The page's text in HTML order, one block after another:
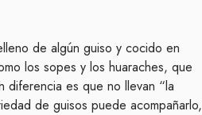
de algún guiso y cocido en
los sopes y los huaraches, que
diferencia es que no llevan “la
de guisos puede acompañarlo,